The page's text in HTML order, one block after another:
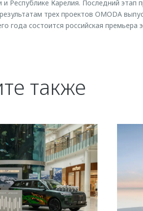
Республике Карелия. Последний этап
трех проектов OMODA
года состоится российская премьера
также